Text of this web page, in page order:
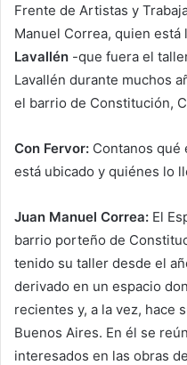
Frente de Artistas y
Manuel Correa, quien está
Lavallén -que fuera el
Lavallén durante muchos
el barrio de Constitución,
Con Fervor: Contanos qué
está ubicado y quiénes lo
Juan Manuel Correa: El
barrio porteño de
tenido su taller desde el
derivado en un espacio
recientes y, a la vez, hace
Buenos Aires. En él se
interesados en las obras